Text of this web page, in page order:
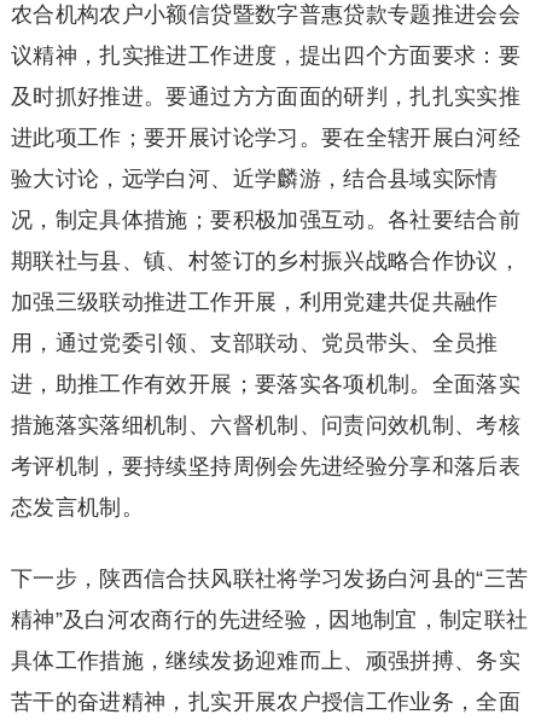
农合机构农户小额信贷暨数字普惠贷款专题推进会会
议精神，扎实推进工作进度，提出四个方面要求：要
及时抓好推进。要通过方方面面的研判，扎扎实实推
进此项工作；要开展讨论学习。要在全辖开展白河经
验大讨论，远学白河、近学麟游，结合县域实际情
况，制定具体措施；要积极加强互动。各社要结合前
期联社与县、镇、村签订的乡村振兴战略合作协议，
加强三级联动推进工作开展，利用党建共促共融作
用，通过党委引领、支部联动、党员带头、全员推
进，助推工作有效开展；要落实各项机制。全面落实
措施落实落细机制、六督机制、问责问效机制、考核
考评机制，要持续坚持周例会先进经验分享和落后表
态发言机制。
下一步，陕西信合扶风联社将学习发扬白河县的“三苦
精神”及白河农商行的先进经验，因地制宜，制定联社
具体工作措施，继续发扬迎难而上、顽强拼搏、务实
苦干的奋进精神，扎实开展农户授信工作业务，全面